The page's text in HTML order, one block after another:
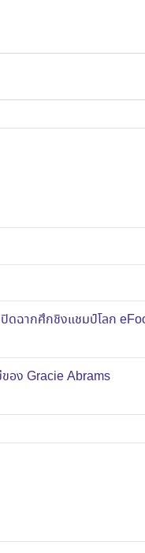
รแก้กฎหมายให้ประชาชนทั่วไ
ปุ่นที่มีความหลากหลายของเค
ปิดฉากศึกชิงแชมป์โลก
อง Gracie Abrams